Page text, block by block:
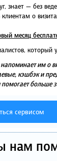
знает — без
клиентам о
месяц
который
им о
кэшбэк и
больше
сервисом
нам